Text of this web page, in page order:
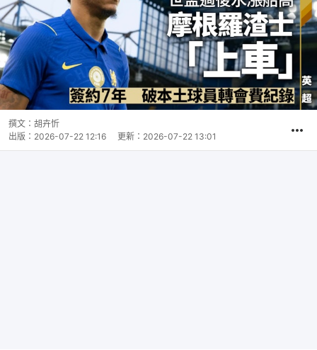
撰文： 胡卉忻
出版： 2026-07-22 12:16 更新： 2026-07-22 13:01